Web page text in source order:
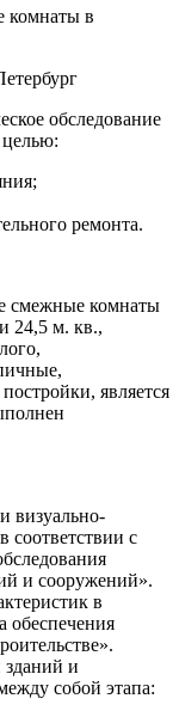
комнаты в
обследование
ремонта.
смежные комнаты
24,5 м. кв.,
является
визуально-
соответствии с
и сооружений».
в
обеспечения
зданий и
собой этапа: